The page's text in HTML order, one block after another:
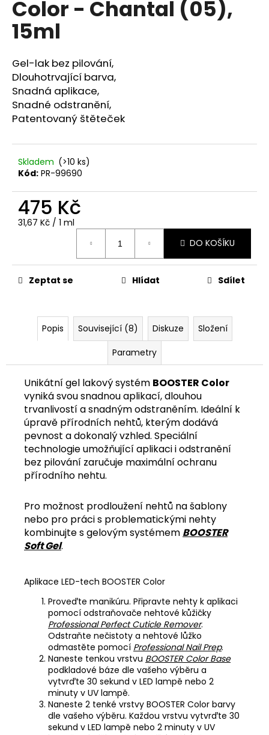
Color - Chantal (05),
15ml
Gel-lak bez pilování,
Dlouhotrvající barva,
Snadná aplikace,
Snadné odstranění,
Patentovaný štěteček
Skladem (>10 ks)
Kód: PR-99690
475 Kč
Měrná
31,67 Kč / 1 ml
DO KOŠÍKU
Zeptat se Hlídat Sdílet
Popis Související (8) Diskuze
Složení
Parametry
Unikátní gel lakový systém BOOSTER Color
vyniká svou snadnou aplikací, dlouhou
trvanlivostí a snadným odstraněním. Ideální k
úpravě přírodních nehtů, kterým dodává
pevnost a dokonalý vzhled. Speciální
technologie umožňující aplikaci i odstranění
bez pilování zaručuje maximální ochranu
přírodního nehtu.
Pro možnost prodloužení nehtů na šablony
nebo pro práci s problematickými nehty
kombinujte s gelovým systémem BOOSTER
Soft Gel.
Aplikace LED-tech BOOSTER Color
Proveďte manikúru. Připravte nehty k aplikaci
pomocí odstraňovače nehtové kůžičky
Professional Perfect Cuticle Remover.
Odstraňte nečistoty a nehtové lůžko
odmastěte pomocí Professional Nail Prep.
Naneste tenkou vrstvu BOOSTER Color Base
podkladové báze dle vašeho výběru a
vytvrďte 30 sekund v LED lampě nebo 2
minuty v UV lampě.
Naneste 2 tenké vrstvy BOOSTER Color barvy
dle vašeho výběru. Každou vrstvu vytvrďte 30
sekund v LED lampě nebo 2 minuty v UV
a
j
t
?
D
o
p
u